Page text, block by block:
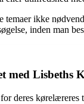
temaer ikke
inden man
Lisbeths
deres